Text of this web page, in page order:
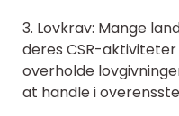
3. Lovkrav: Mange
deres CSR-
overholde
at handle i